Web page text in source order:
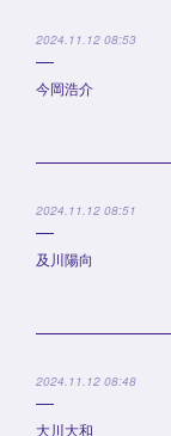
2024.11.12 08:53
今岡浩介
2024.11.12 08:51
及川陽向
2024.11.12 08:48
大川大和